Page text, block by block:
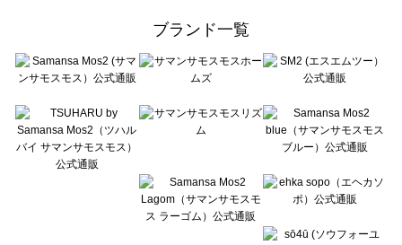
sō4ū（ソウフォーユー）のアクセサリー一覧
Te chichi（テチチ）のアクセサリー一覧
Te chichi CLASSIC（テチチ クラシック）のアクセサリー一覧
Lugnoncure（ルノンキュール）のアクセサリー一覧
BETTY'S BLUE（べティーズブルー）のアクセサリー一覧
Wpc.（ワールドパーティー）のアクセサリー一覧
ブランド一覧